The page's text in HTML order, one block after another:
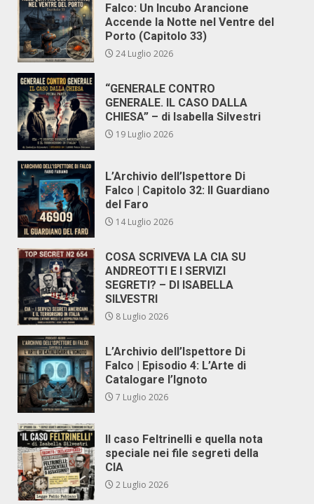
Falco: Un Incubo Arancione
Accende la Notte nel Ventre del
Porto (Capitolo 33)
24 Luglio 2026
“GENERALE CONTRO
GENERALE. IL CASO DALLA
CHIESA” – di Isabella Silvestri
19 Luglio 2026
L’Archivio dell’Ispettore Di
Falco | Capitolo 32: Il Guardiano
del Faro
14 Luglio 2026
COSA SCRIVEVA LA CIA SU
ANDREOTTI E I SERVIZI
SEGRETI? – DI ISABELLA
SILVESTRI
8 Luglio 2026
L’Archivio dell’Ispettore Di
Falco | Episodio 4: L’Arte di
Catalogare l’Ignoto
7 Luglio 2026
Il caso Feltrinelli e quella nota
speciale nei file segreti della
CIA
2 Luglio 2026